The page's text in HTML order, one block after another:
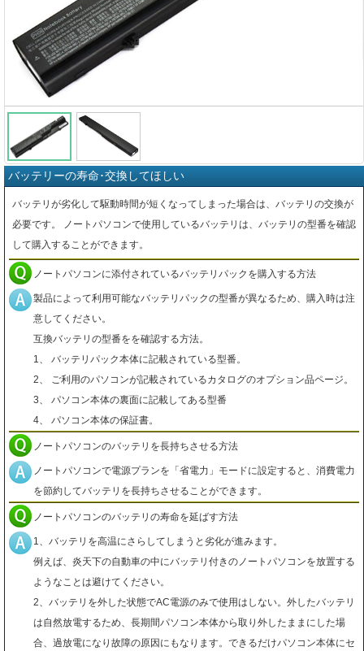
バッテリーの寿命･交換してほしい
バッテリが劣化して駆動時間が短くなってしまった場合は、バッテリの交換が
必要です。 ノートパソコンで使用しているバッテリは、バッテリの型番を確認
して購入することができます。
ノートパソコンに添付されているバッテリパックを購入する方法
製品によって利用可能なバッテリパックの型番が異なるため、購入時は注
意してください。
互換バッテリの型番をを確認する方法。
1、 バッテリパック本体に記載されている型番。
2、 ご利用のパソコンが記載されているカタログのオプション品ページ。
3、 パソコン本体の裏面に記載してある型番
4、 パソコン本体の保証書。
ノートパソコンのバッテリを長持ちさせる方法
ノートパソコンで電源プランを「省電力」モードに設定すると、消費電力
を節約してバッテリを長持ちさせることができます。
ノートパソコンのバッテリの寿命を延ばす方法
1、バッテリを高温にさらしてしまうと劣化が進みます。
例えば、炎天下の自動車の中にバッテリ付きのノートパソコンを放置する
ようなことは避けてください。
2、バッテリを外した状態でAC電源のみで使用はしない。外したバッテリ
は自然放電するため、長期間パソコン本体から取り外したままにした場
合、過放電になり故障の原因にもなります。できるだけパソコン本体にセ